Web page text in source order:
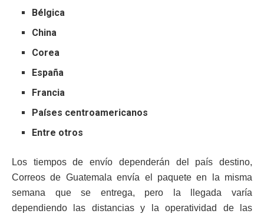
Bélgica
China
Corea
España
Francia
Países centroamericanos
Entre otros
Los tiempos de envío dependerán del país destino,
Correos de Guatemala envía el paquete en la misma
semana que se entrega, pero la llegada varía
dependiendo las distancias y la operatividad de las